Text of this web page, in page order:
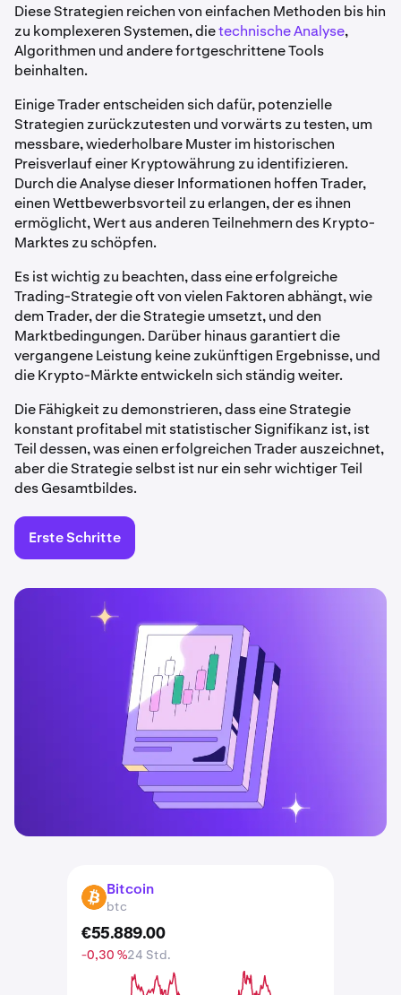
Diese Strategien reichen von einfachen Methoden bis hin
zu komplexeren Systemen, dietechnische Analyse,
Algorithmen und andere fortgeschrittene Tools
beinhalten.
Einige Trader entscheiden sich dafür, potenzielle
Strategien zurückzutesten und vorwärts zu testen, um
messbare, wiederholbare Muster im historischen
Preisverlauf einer Kryptowährung zu identifizieren.
Durch die Analyse dieser Informationen hoffen Trader,
einen Wettbewerbsvorteil zu erlangen, der es ihnen
ermöglicht, Wert aus anderen Teilnehmern des Krypto-
Marktes zu schöpfen.
Es ist wichtig zu beachten, dass eine erfolgreiche
Trading-Strategie oft von vielen Faktoren abhängt, wie
dem Trader, der die Strategie umsetzt, und den
Marktbedingungen. Darüber hinaus garantiert die
vergangene Leistung keine zukünftigen Ergebnisse, und
die Krypto-Märkte entwickeln sich ständig weiter.
Die Fähigkeit zu demonstrieren, dass eine Strategie
konstant profitabel mit statistischer Signifikanz ist, ist
Teil dessen, was einen erfolgreichen Trader auszeichnet,
aber die Strategie selbst ist nur ein sehr wichtiger Teil
des Gesamtbildes.
Erste Schritte
BTC Bitcoin
btc
€55.889.00
-0,30 %24 Std.